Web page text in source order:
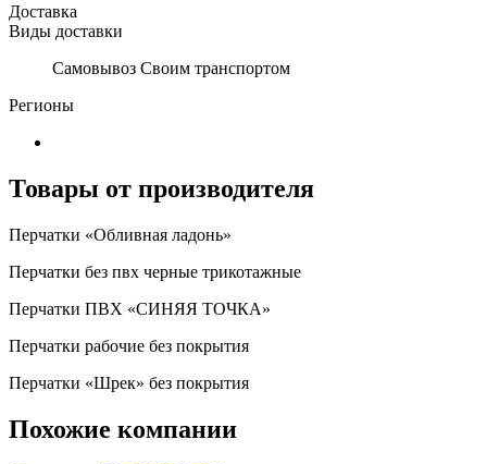
Доставка
Виды доставки
Самовывоз Своим транспортом
Регионы
Товары от производителя
Перчатки «Обливная ладонь»
Перчатки без пвх черные трикотажные
Перчатки ПВХ «СИНЯЯ ТОЧКА»
Перчатки рабочие без покрытия
Перчатки «Шрек» без покрытия
Похожие компании